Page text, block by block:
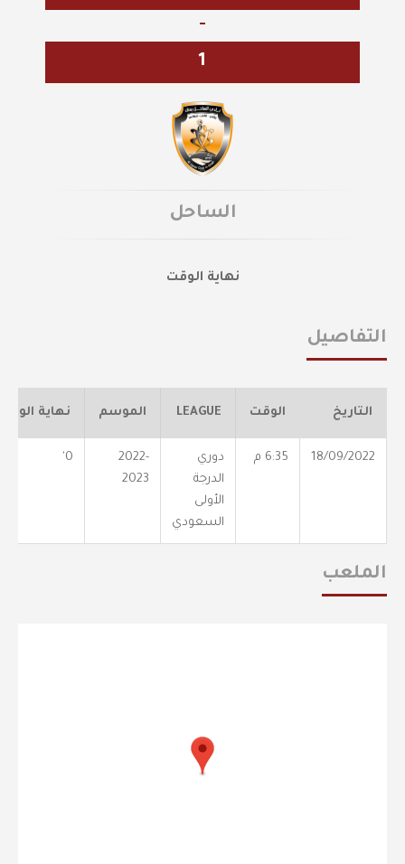
-
1
الساحل
نهاية الوقت
التفاصيل
التاريخ الوقت LEAGUE الموسم نهاية
18/09/2022 6:35 م
دوري
الدرجة
الأولى
السعودي
2022-
2023
0'
الملعب